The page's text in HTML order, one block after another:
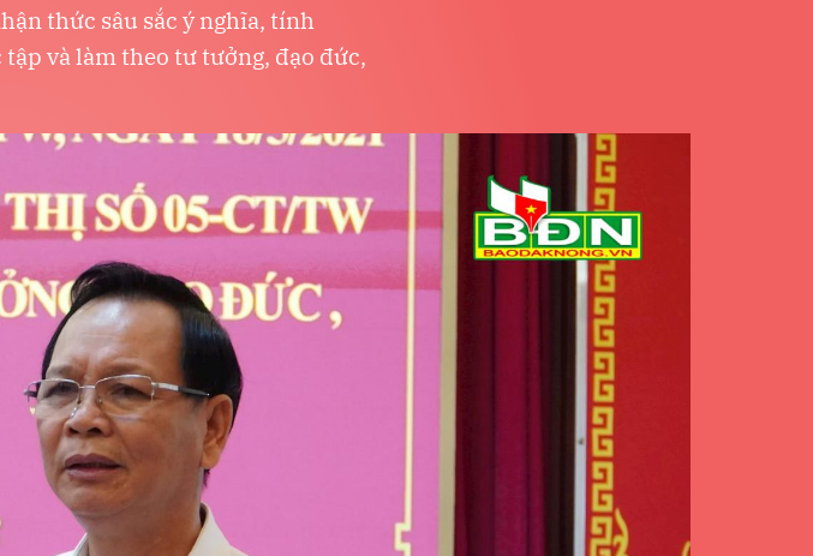
thức sâu sắc ý nghĩa, tính
và làm theo tư tưởng, đạo đức,